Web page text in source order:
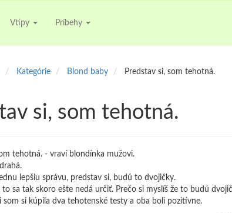
Vtipy Príbehy
Kategórie Blond baby Predstav si, som tehotná.
si, som tehotná.
tehotná. - vraví blondínka mužovi.
lepšiu správu, predstav si, budú to dvojičky.
sa tak skoro ešte nedá určiť. Prečo si myslíš že to budú
som si kúpila dva tehotenské testy a oba boli pozitívne.